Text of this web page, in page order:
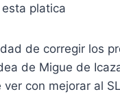
platica
de corregir los
de Migue de
con mejorar al